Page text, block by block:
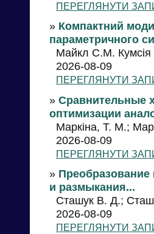
ПЕРЕГЛЯНУТИ
» Компактний
параметричного
Майкл C.M. Кумсія
2026-08-09
ПЕРЕГЛЯНУТИ
» Сравнительные
оптимизации
Маркіна, Т. М.;
2026-08-09
ПЕРЕГЛЯНУТИ
»
и размыкания...
Сташук В. Д.;
2026-08-09
ПЕРЕГЛЯНУТИ